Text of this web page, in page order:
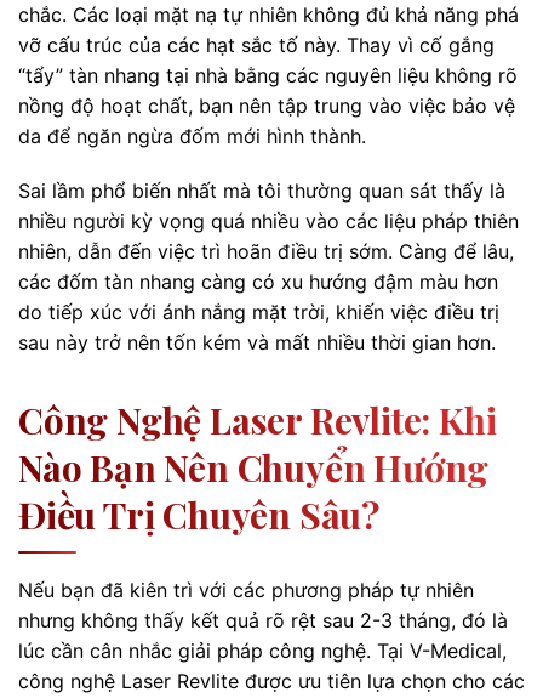
chắc. Các loại mặt nạ tự nhiên không đủ khả năng phá
vỡ cấu trúc của các hạt sắc tố này. Thay vì cố gắng
“tẩy” tàn nhang tại nhà bằng các nguyên liệu không rõ
nồng độ hoạt chất, bạn nên tập trung vào việc bảo vệ
da để ngăn ngừa đốm mới hình thành.
Sai lầm phổ biến nhất mà tôi thường quan sát thấy là
nhiều người kỳ vọng quá nhiều vào các liệu pháp thiên
nhiên, dẫn đến việc trì hoãn điều trị sớm. Càng để lâu,
các đốm tàn nhang càng có xu hướng đậm màu hơn
do tiếp xúc với ánh nắng mặt trời, khiến việc điều trị
sau này trở nên tốn kém và mất nhiều thời gian hơn.
Công Nghệ Laser Revlite: Khi
Nào Bạn Nên Chuyển Hướng
Điều Trị Chuyên Sâu?
Nếu bạn đã kiên trì với các phương pháp tự nhiên
nhưng không thấy kết quả rõ rệt sau 2-3 tháng, đó là
lúc cần cân nhắc giải pháp công nghệ. Tại V-Medical,
công nghệ Laser Revlite được ưu tiên lựa chọn cho các